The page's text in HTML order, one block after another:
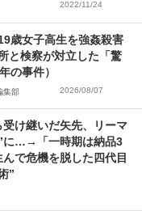
2022/11/24
歳女子高生を強姦殺害
と検察が対立した「驚
の事件）
集部 2026/08/07
け継いだ矢先、リーマ
に…→「一時期は納品3
で危機を脱した四代目
”